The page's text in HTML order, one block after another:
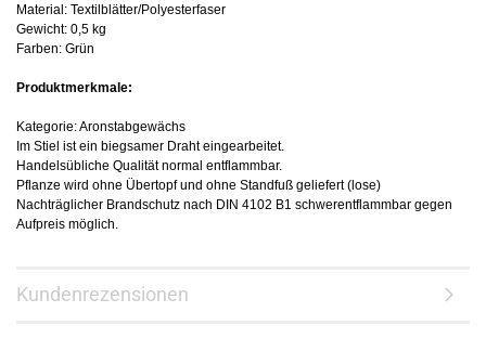
Material: Textilblätter/Polyesterfaser
Gewicht: 0,5 kg
Farben: Grün
Produktmerkmale:
Kategorie: Aronstabgewächs
Im Stiel ist ein biegsamer Draht eingearbeitet.
Handelsübliche Qualität normal entflammbar.
Pflanze wird ohne Übertopf und ohne Standfuß geliefert (lose)
Nachträglicher Brandschutz nach DIN 4102 B1 schwerentflammbar gegen
Aufpreis möglich.
Kundenrezensionen